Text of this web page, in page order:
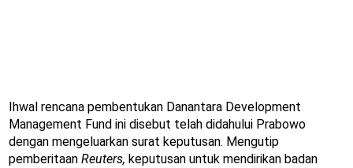
Ihwal rencana pembentukan Danantara Development
Management Fund ini disebut telah didahului Prabowo
dengan mengeluarkan surat keputusan. Mengutip
pemberitaan Reuters, keputusan untuk mendirikan badan